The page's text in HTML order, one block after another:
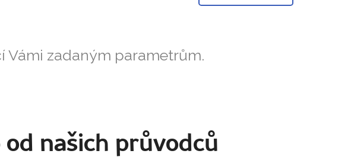
Vámi zadaným parametrům.
našich průvodců